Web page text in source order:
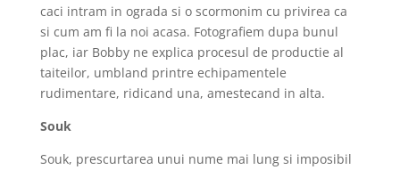
caci intram in ograda si o scormonim cu privirea ca
si cum am fi la noi acasa. Fotografiem dupa bunul
plac, iar Bobby ne explica procesul de productie al
taiteilor, umbland printre echipamentele
rudimentare, ridicand una, amestecand in alta.
Souk
Souk, prescurtarea unui nume mai lung si imposibil